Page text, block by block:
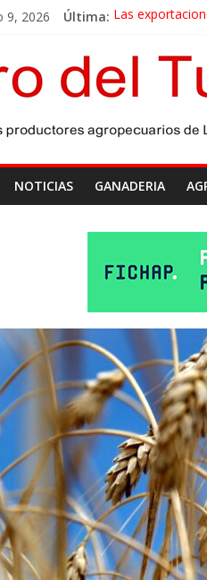
9, 2026 Última: Las
El gobierno
Las
Maíz: estiman
NOTICIAS GANADERIA